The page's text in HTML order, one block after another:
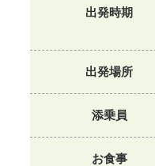
出発時期
出発場所
添乗員
お食事